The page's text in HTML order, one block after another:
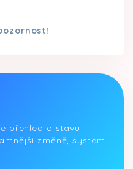
přehled o stavu
změně, systém